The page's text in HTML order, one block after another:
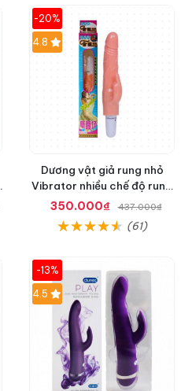
-20%
Hot
4.8
Dương vật giả rung nhỏ
Vibrator nhiều chế độ rung
dễ dùng
350.000₫ 437.000₫
(61)
-13%
Hot
4.5